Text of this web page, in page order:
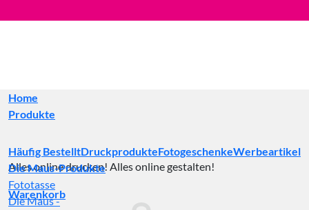
Inhalt
Alles online drucken! Alles online gestalten!
Warenkorb
Home
Produkte
Häufig BestelltDruckprodukteFotogeschenkeWerbeartikel
Die Maus-Produkte
Fototasse
Die Maus -